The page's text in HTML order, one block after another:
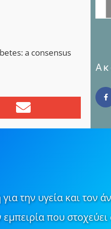
a consensus
την υγεία και τον
που